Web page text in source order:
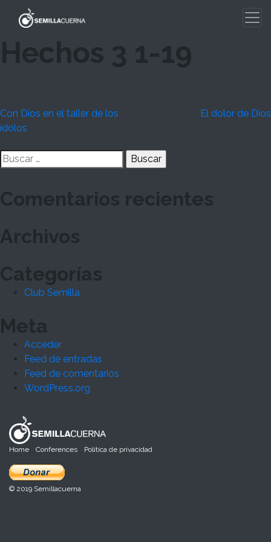
Hechos 3 1-19
Navegación
entradas
Con Dios en el taller de los
ídolos
El dolor de Dios
Buscar:
Comentarios recientes
Archivos
Categorías
Club Semilla
Meta
Acceder
Feed de entradas
Feed de comentarios
WordPress.org
Home Conferences Política de privacidad
© 2019 Semillacuerna